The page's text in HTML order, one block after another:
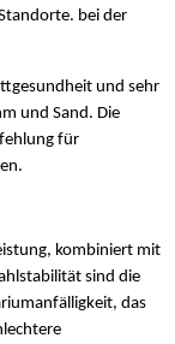
bei der
und sehr
und Sand. Die
für
kombiniert mit
sind die
das